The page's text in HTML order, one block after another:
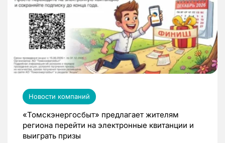
Новости компаний
«Томскэнергосбыт» предлагает жителям
региона перейти на электронные квитанции и
выиграть призы